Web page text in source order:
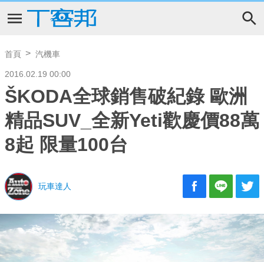
首頁 汽機車
2016.02.19 00:00
ŠKODA全球銷售破紀錄 歐洲
精品SUV_全新Yeti歡慶價88萬
8起 限量100台
玩車達人